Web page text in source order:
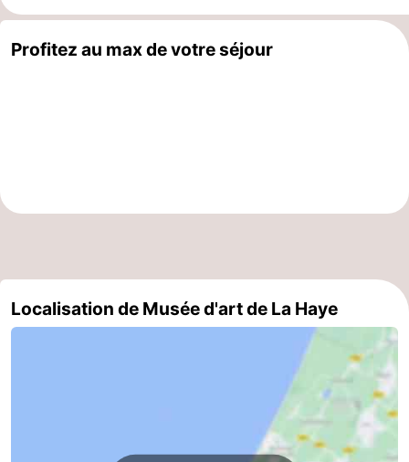
Profitez au max de votre séjour
Localisation de Musée d'art de La Haye